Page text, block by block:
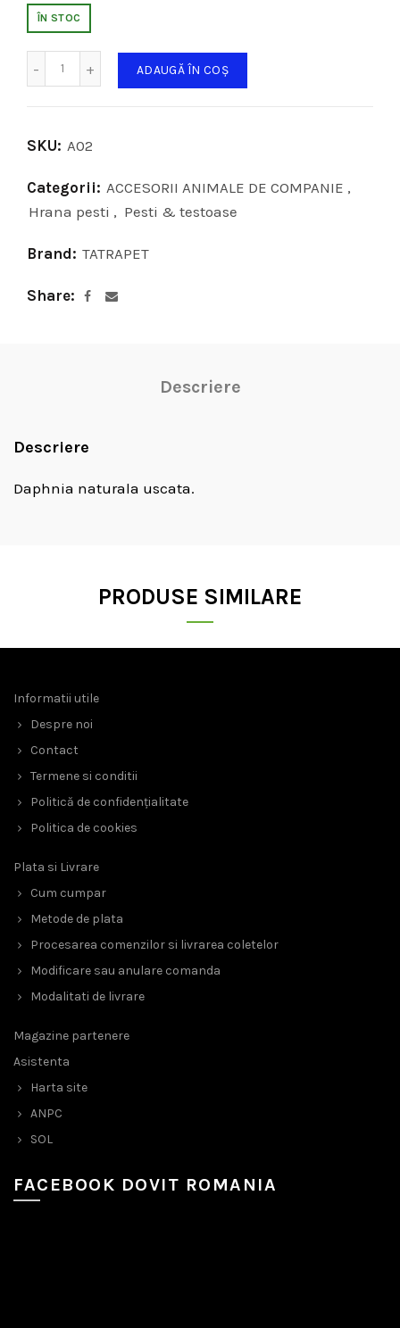
ÎN STOC
ADAUGĂ ÎN COȘ
SKU: A02
Categorii: ACCESORII ANIMALE DE COMPANIE ,
Hrana pesti , Pesti & testoase
Brand: TATRAPET
Share
Descriere
Descriere
Daphnia naturala uscata.
PRODUSE SIMILARE
Informatii utile
Despre noi
Contact
Termene si conditii
Politică de confidențialitate
Politica de cookies
Plata si Livrare
Cum cumpar
Metode de plata
Procesarea comenzilor si livrarea coletelor
Modificare sau anulare comanda
Modalitati de livrare
Magazine partenere
Asistenta
Harta site
ANPC
SOL
FACEBOOK DOVIT ROMANIA